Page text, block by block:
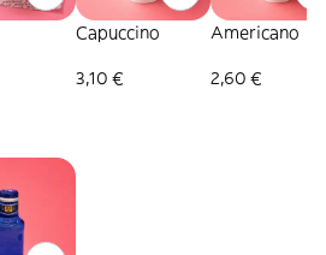
Capuccino
3,10 €
Americano
2,60 €